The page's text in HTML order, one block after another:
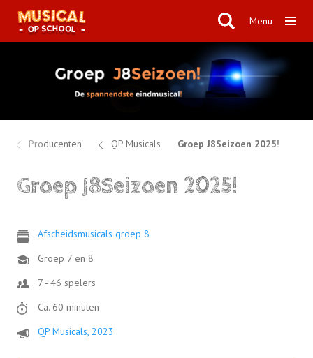
Menu
Producenten QP Musicals Groep J8Seizoen 2025!
Groep J8Seizoen 2025!
Afscheidsmusicals groep 8
Groep 7 en 8
7 - 46 spelers
Ca. 60 minuten
QP Musicals, 2023